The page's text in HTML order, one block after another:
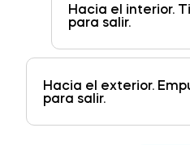
Hacia el interior.
para salir.
Hacia el exterior.
para salir.